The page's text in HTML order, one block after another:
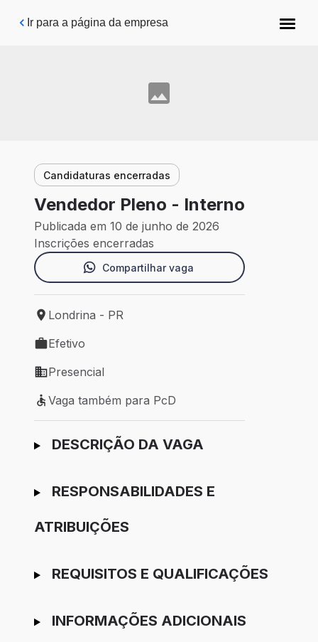
Pular para o conteúdo principal
Ir para a página da empresa
Candidaturas encerradas
Vendedor Pleno - Interno
Publicada em 10 de junho de 2026
Inscrições encerradas
Compartilhar vaga
Local de trabalho: Londrina - PR
Londrina - PR
Tipo de vaga: Efetivo
Efetivo
Modelo de trabalho: Presencial
Presencial
Vaga também para PcD
Vaga também para PcD
Ir para candidatura
DESCRIÇÃO DA VAGA
RESPONSABILIDADES E
ATRIBUIÇÕES
REQUISITOS E QUALIFICAÇÕES
INFORMAÇÕES ADICIONAIS